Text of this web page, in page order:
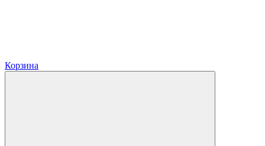
Корзина